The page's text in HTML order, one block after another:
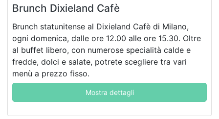
Brunch Dixieland Cafè
Brunch statunitense al Dixieland Cafè di Milano,
ogni domenica, dalle ore 12.00 alle ore 15.30. Oltre
al buffet libero, con numerose specialità calde e
fredde, dolci e salate, potrete scegliere tra vari
menù a prezzo fisso.
Mostra dettagli